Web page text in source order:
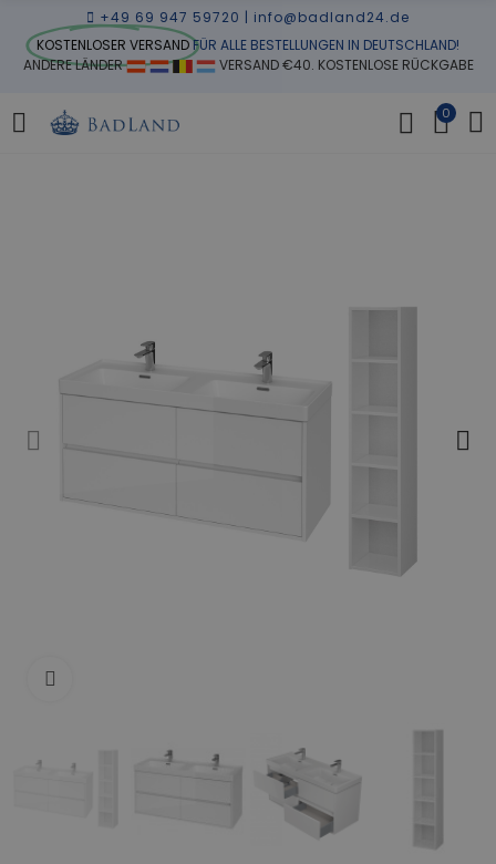
+49 69 947 59720 | info@badland24.de
KOSTENLOSER VERSANDFÜR ALLE BESTELLUNGEN IN DEUTSCHLAND!
ANDERE LÄNDER
VERSAND €40. KOSTENLOSE RÜCKGABE
0